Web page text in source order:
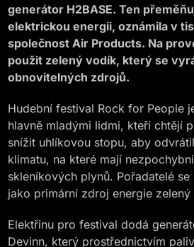
generátor H2BASE. Ten
elektrickou energii,oznámila v
společnost Air Products. Na
použit zelený vodík, který se
obnovitelných zdrojů.
Hudební festival Rock for People
hlavně mladými lidmi, kteří chtějí
snížit uhlíkovou stopu, aby
klimatu, na které mají
skleníkových plynů. Pořadatelé
jako primární zdroj energie
Elektřinu pro festival dodá
Devinn, který prostřednictvím